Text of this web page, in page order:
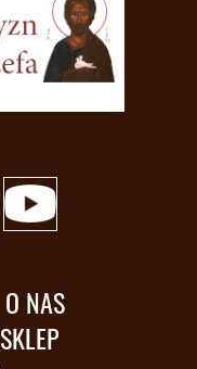
O NAS
SKLEP